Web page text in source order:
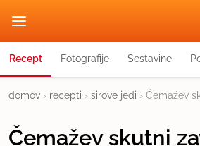
Recept Fotografije Sestavine
domov › recepti › sirove jedi › Čemažev
Čemažev skutni